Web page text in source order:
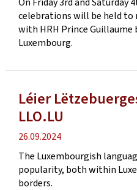
celebrations will be held to
with HRH Prince Guillaume
Luxembourg.
Léier
LLO.LU
Publication
date
26.09.2024
The Luxembourgish
popularity, both within
borders.